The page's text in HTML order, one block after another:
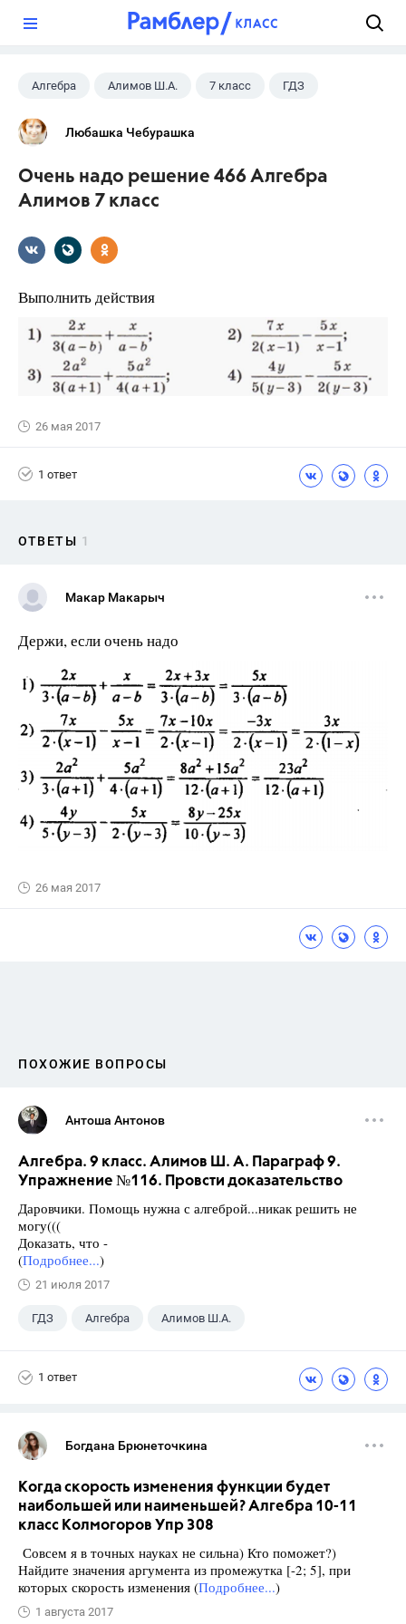
Алгебра Алимов Ш.А. 7 класс ГДЗ
Любашка Чебурашка
Очень надо решение 466 Алгебра
Алимов 7 класс
Выполнить действия
26 мая 2017
1 ответ
ОТВЕТЫ 1
Макар Макарыч
Держи, если очень надо
26 мая 2017
ПОХОЖИЕ ВОПРОСЫ
Антоша Антонов
Алгебра. 9 класс. Алимов Ш. А. Параграф 9.
Упражнение №116. Провсти доказательство
Даровчики. Помощь нужна с алгеброй...никак решить не
могу(((
Доказать, что -
(Подробнее...)
21 июля 2017
ГДЗ Алгебра Алимов Ш.А.
1 ответ
Богдана Брюнеточкина
Когда скорость изменения функции будет
наибольшей или наименьшей? Алгебра 10-11
класс Колмогоров Упр 308
Совсем я в точных науках не сильна) Кто поможет?)
Найдите значения аргумента из промежутка [-2; 5], при
которых скорость изменения (Подробнее...)
1 августа 2017